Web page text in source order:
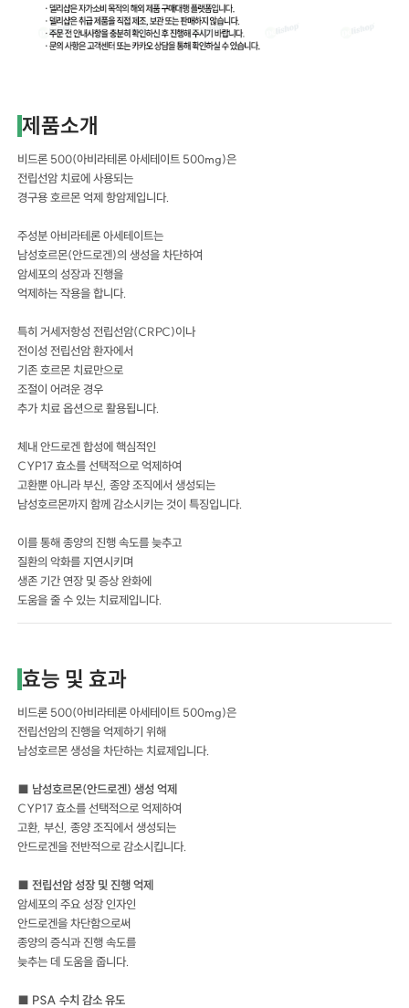
제품소개
비드론 500(아비라테론 아세테이트 500mg)은
전립선암 치료에 사용되는
경구용 호르몬 억제 항암제입니다.
주성분 아비라테론 아세테이트는
남성호르몬(안드로겐)의 생성을 차단하여
암세포의 성장과 진행을
억제하는 작용을 합니다.
특히 거세저항성 전립선암(CRPC)이나
전이성 전립선암 환자에서
기존 호르몬 치료만으로
조절이 어려운 경우
추가 치료 옵션으로 활용됩니다.
체내 안드로겐 합성에 핵심적인
CYP17 효소를 선택적으로 억제하여
고환뿐 아니라 부신, 종양 조직에서 생성되는
남성호르몬까지 함께 감소시키는 것이 특징입니다.
이를 통해 종양의 진행 속도를 늦추고
질환의 악화를 지연시키며
생존 기간 연장 및 증상 완화에
도움을 줄 수 있는 치료제입니다.
효능 및 효과
비드론 500(아비라테론 아세테이트 500mg)은
전립선암의 진행을 억제하기 위해
남성호르몬 생성을 차단하는 치료제입니다.
■ 남성호르몬(안드로겐) 생성 억제
CYP17 효소를 선택적으로 억제하여
고환, 부신, 종양 조직에서 생성되는
안드로겐을 전반적으로 감소시킵니다.
■ 전립선암 성장 및 진행 억제
암세포의 주요 성장 인자인
안드로겐을 차단함으로써
종양의 증식과 진행 속도를
늦추는 데 도움을 줍니다.
■ PSA 수치 감소 유도